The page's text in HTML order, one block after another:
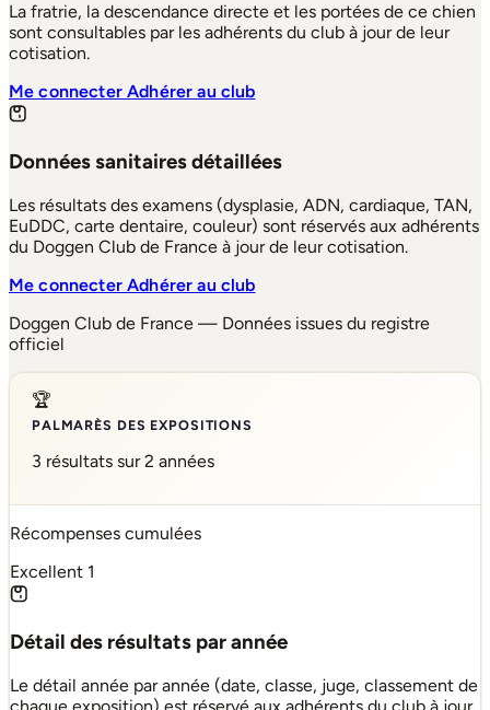
La fratrie, la descendance directe et les portées de ce chien
sont consultables par les adhérents du club à jour de leur
cotisation.
Me connecterAdhérer au club
Données sanitaires détaillées
Les résultats des examens (dysplasie, ADN, cardiaque, TAN,
EuDDC, carte dentaire, couleur) sont réservés aux adhérents
du Doggen Club de France à jour de leur cotisation.
Me connecterAdhérer au club
Doggen Club de France — Données issues du registre
officiel
🏆
PALMARÈS DES EXPOSITIONS
3 résultats sur 2 années
Récompenses cumulées
Excellent 1
Détail des résultats par année
Le détail année par année (date, classe, juge, classement de
chaque exposition) est réservé aux adhérents du club à jour